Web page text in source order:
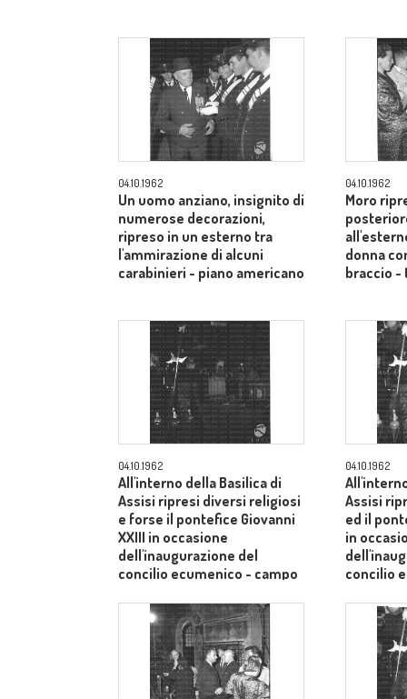
04.10.1962
Un uomo anziano, insignito di
numerose decorazioni,
ripreso in un esterno tra
l'ammirazione di alcuni
carabinieri - piano americano
04.10.1962
Moro
donna
braccio -
04.10.1962
All'interno della Basilica di
Assisi ripresi diversi religiosi
e forse il pontefice Giovanni
XXIII in occasione
dell'inaugurazione del
concilio ecumenico - campo
04.10.1962
Assisi
ed il
in
concilio